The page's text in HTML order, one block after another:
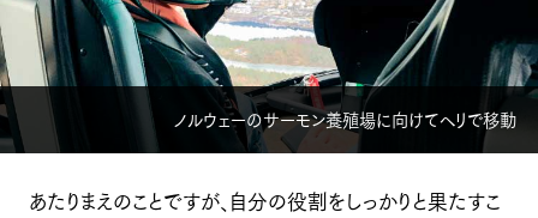
ノルウェーのサーモン養殖場に向けてヘリで移動
あたりまえのことですが、自分の役割をしっかりと果たすこ